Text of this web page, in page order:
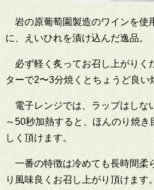
岩の原葡萄園製造のワインを使
に、えいひれを漬け込んだ逸品。
必ず軽く炙ってお召し上がりく
ターで2〜3分焼くとちょうど良い
電子レンジでは、ラップはしな
～50秒加熱すると、ほんのり焼
しく頂けます。
一番の特徴は冷めても長時間柔
り風味良くお召し上がり頂けます。